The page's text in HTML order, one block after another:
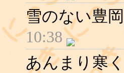
雪のない豊岡
10:38
あんまり寒